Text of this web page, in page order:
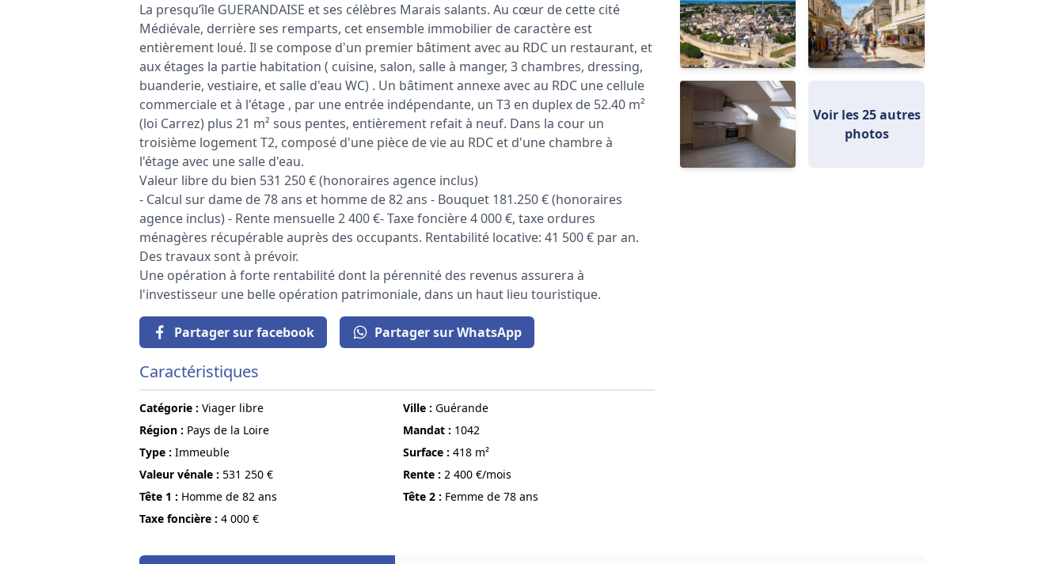
La presqu’île GUERANDAISE et ses célèbres Marais salants. Au cœur de cette cité
Médiévale, derrière ses remparts, cet ensemble immobilier de caractère est
entièrement loué. Il se compose d'un premier bâtiment avec au RDC un restaurant, et
aux étages la partie habitation ( cuisine, salon, salle à manger, 3 chambres, dressing,
buanderie, vestiaire, et salle d'eau WC) . Un bâtiment annexe avec au RDC une cellule
commerciale et à l'étage , par une entrée indépendante, un T3 en duplex de 52.40 m²
(loi Carrez) plus 21 m² sous pentes, entièrement refait à neuf. Dans la cour un
troisième logement T2, composé d'une pièce de vie au RDC et d'une chambre à
l'étage avec une salle d'eau.
Valeur libre du bien 531 250 € (honoraires agence inclus)
- Calcul sur dame de 78 ans et homme de 82 ans - Bouquet 181.250 € (honoraires
agence inclus) - Rente mensuelle 2 400 €- Taxe foncière 4 000 €, taxe ordures
ménagères récupérable auprès des occupants. Rentabilité locative: 41 500 € par an.
Des travaux sont à prévoir.
Une opération à forte rentabilité dont la pérennité des revenus assurera à
l'investisseur une belle opération patrimoniale, dans un haut lieu touristique.
Partager sur facebook Partager sur WhatsApp
Voir les 25 autres
photos
Caractéristiques
Catégorie : Viager libre ville : Guérande
région : Pays de la Loire Mandat : 1042
Type : Immeuble surface : 418 m²
Valeur vénale : 531 250 € Rente : 2 400 €/mois
Tête 1 : Homme de 82 ans Tête 2 : Femme de 78 ans
Taxe foncière : 4 000 €